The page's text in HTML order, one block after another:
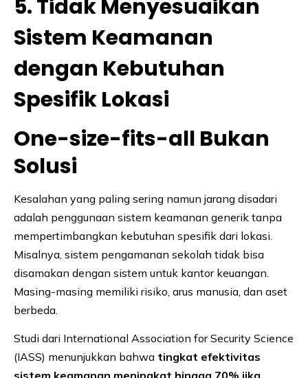
5. Tidak Menyesuaikan
Sistem Keamanan
dengan Kebutuhan
Spesifik Lokasi
One-size-fits-all Bukan
Solusi
Kesalahan yang paling sering namun jarang disadari
adalah penggunaan sistem keamanan generik tanpa
mempertimbangkan kebutuhan spesifik dari lokasi.
Misalnya, sistem pengamanan sekolah tidak bisa
disamakan dengan sistem untuk kantor keuangan.
Masing-masing memiliki risiko, arus manusia, dan aset
berbeda.
Studi dari International Association for Security Science
(IASS) menunjukkan bahwa tingkat efektivitas
sistem keamanan meningkat hingga 70% jika